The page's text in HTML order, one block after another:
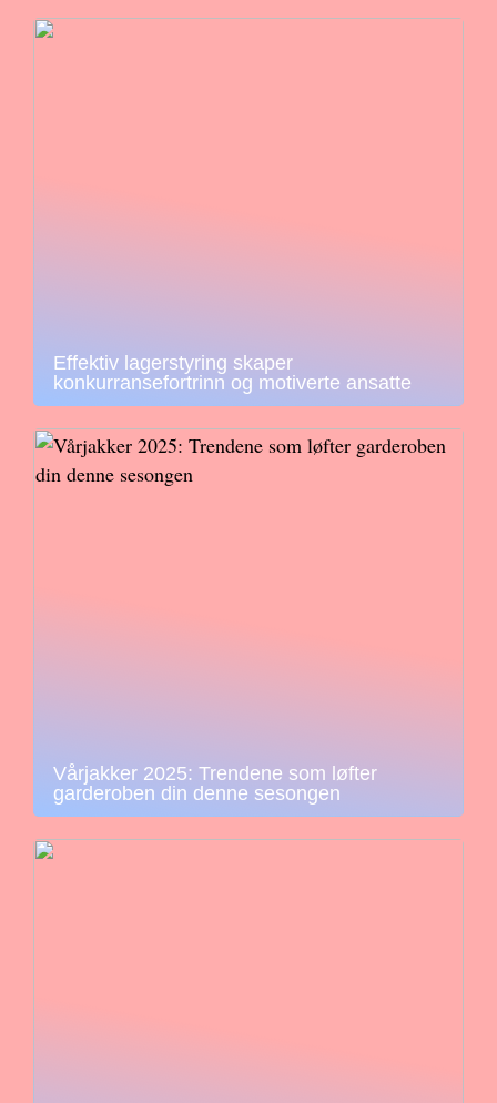
Effektiv lagerstyring skaper
konkurransefortrinn og motiverte ansatte
Vårjakker 2025: Trendene som løfter
garderoben din denne sesongen